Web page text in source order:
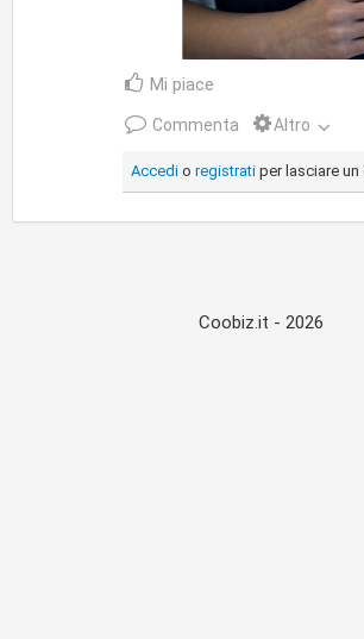
Mi piace
Commenta Altro
Accedi o registrati per lasciare
Coobiz.it - 2026